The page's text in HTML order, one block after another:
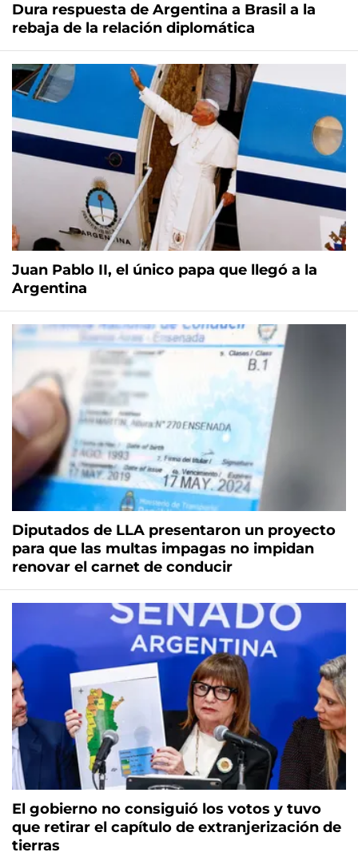
Dura respuesta de Argentina a Brasil a la
rebaja de la relación diplomática
Juan Pablo II, el único papa que llegó a la
Argentina
Diputados de LLA presentaron un proyecto
para que las multas impagas no impidan
renovar el carnet de conducir
El gobierno no consiguió los votos y tuvo
que retirar el capítulo de extranjerización de
tierras